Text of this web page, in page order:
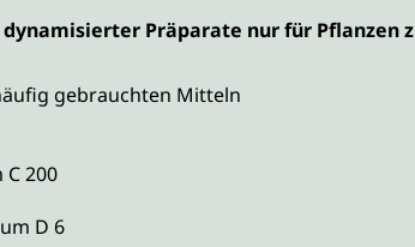
Präparate nur für Pflanzen
gebrauchten Mitteln
200
D 6